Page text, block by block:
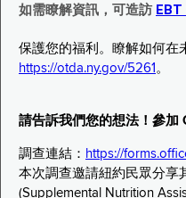
如需瞭解資訊，可造訪
保護您的福利。瞭解如何在
https://otda.ny.gov/5261 。
請告訴我們您的想法！參加
調查連結： https://
本次調查邀請紐約民眾分享
(Supplemental Nutrition